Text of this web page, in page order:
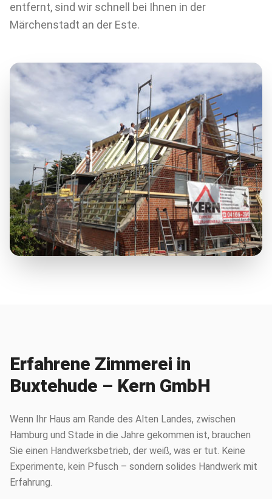
entfernt, sind wir schnell bei Ihnen in der
Märchenstadt an der Este.
Erfahrene Zimmerei in
Buxtehude – Kern GmbH
Wenn Ihr Haus am Rande des Alten Landes, zwischen
Hamburg und Stade in die Jahre gekommen ist, brauchen
Sie einen Handwerksbetrieb, der weiß, was er tut. Keine
Experimente, kein Pfusch – sondern solides Handwerk mit
Erfahrung.